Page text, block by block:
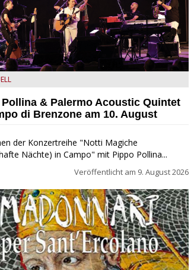
im Konzert mit dem Palermo Acoustic
& Palermo Acoustic Quintet
di Brenzone am 10. August
der Konzertreihe "Notti Magiche
Nächte) in Campo" mit Pippo Pollina...
Veröffentlicht am 9. August 2026